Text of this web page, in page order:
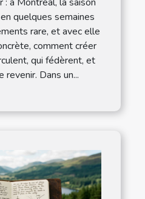
quelques semaines
rare, et avec elle
comment créer
qui fédèrent, et
Dans un...